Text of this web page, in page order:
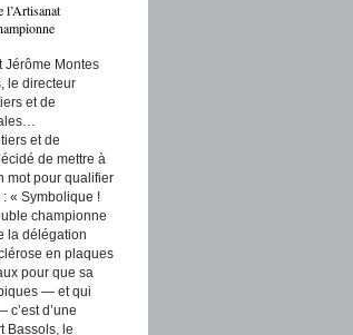
l’Artisanat
Jérôme Montes
le directeur
et de
et de
de mettre à
mot pour qualifier
« Symbolique !
championne
la délégation
en plaques
pour que sa
— et qui
d’une
Bassols, le